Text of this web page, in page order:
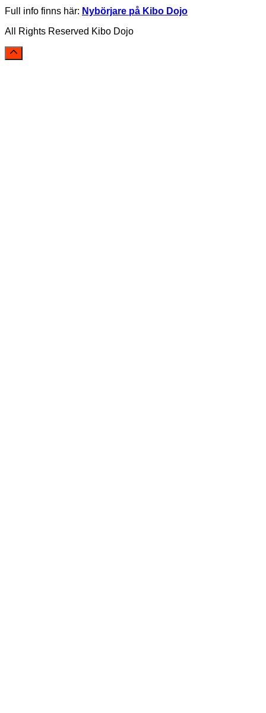
Full info finns här: Nybörjare på Kibo Dojo
All Rights Reserved Kibo Dojo